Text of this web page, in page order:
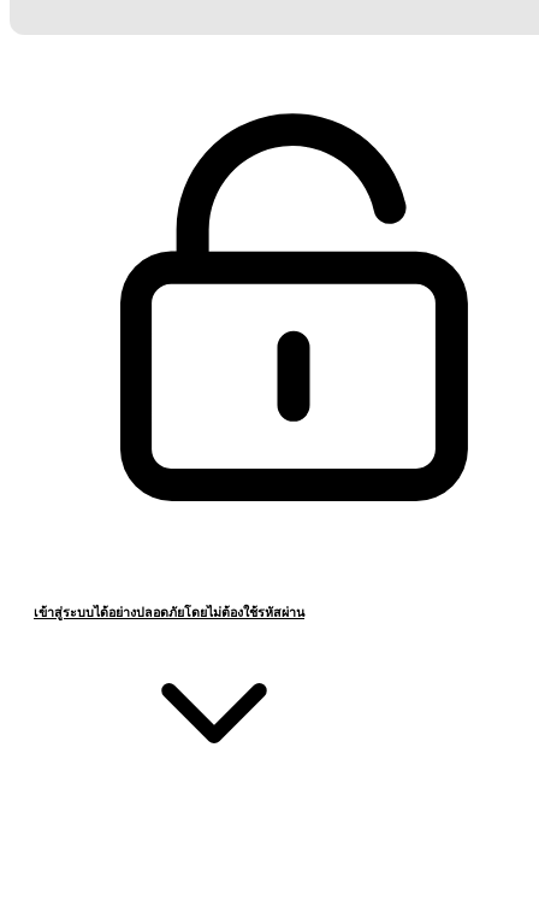
เข้าสู่ระบบได้อย่างปลอดภัยโดยไม่ต้องใช้รหัสผ่าน